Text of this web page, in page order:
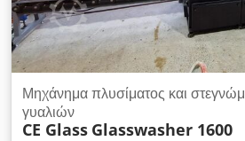
Μηχάνημα πλυσίματος και
γυαλιών
CE Glass Glasswasher 1600